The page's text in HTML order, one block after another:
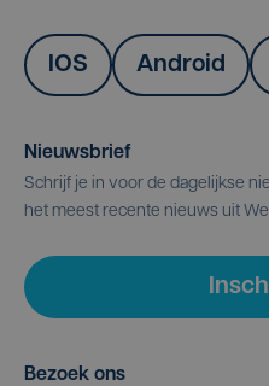
IOS Android
Nieuwsbrief
Schrijf je in voor de dagelijkse
het meest recente nieuws uit
Bezoek ons